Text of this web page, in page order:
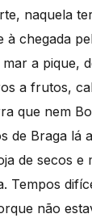
naquela
à chegada
a pique,
a frutos,
que nem
de Braga lá
de secos e
Tempos
não